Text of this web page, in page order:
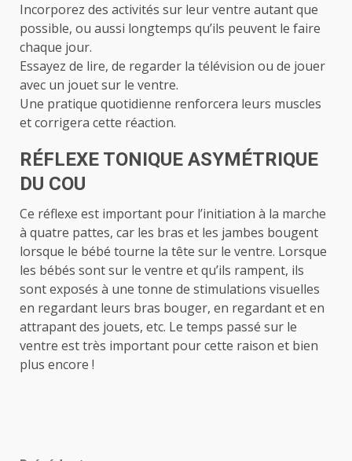
Incorporez des activités sur leur ventre autant que
possible, ou aussi longtemps qu’ils peuvent le faire
chaque jour.
Essayez de lire, de regarder la télévision ou de jouer
avec un jouet sur le ventre.
Une pratique quotidienne renforcera leurs muscles
et corrigera cette réaction.
RÉFLEXE TONIQUE ASYMÉTRIQUE
DU COU
Ce réflexe est important pour l’initiation à la marche
à quatre pattes, car les bras et les jambes bougent
lorsque le bébé tourne la tête sur le ventre. Lorsque
les bébés sont sur le ventre et qu’ils rampent, ils
sont exposés à une tonne de stimulations visuelles
en regardant leurs bras bouger, en regardant et en
attrapant des jouets, etc. Le temps passé sur le
ventre est très important pour cette raison et bien
plus encore !